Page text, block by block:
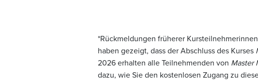
*Rückmeldungen früherer
haben gezeigt, dass der Abschluss des Kurses
2026 erhalten alle Teilnehmenden von Master
dazu, wie Sie den kostenlosen Zugang zu